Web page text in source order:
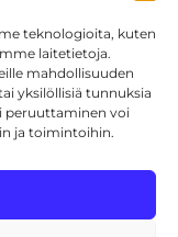
teknologioita, kuten
laitetietoja.
mahdollisuuden
yksilöllisiä tunnuksia
peruuttaminen voi
ja toimintoihin.